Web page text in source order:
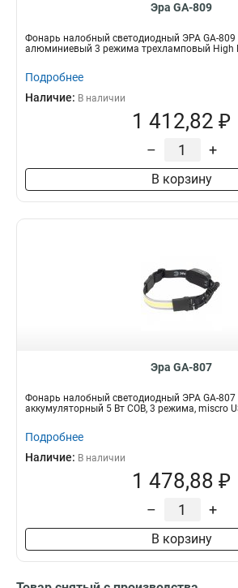
Эра GA-809
Фонарь налобный светодиодный ЭРА GA-809
алюминиевый 3 режима трехламповый High
Подробнее
Наличие: В наличии
1 412,82 ₽
– +
В корзину
Эра GA-807
Фонарь налобный светодиодный ЭРА GA-807
аккумуляторный 5 Вт COB, 3 режима, miscro
Подробнее
Наличие: В наличии
1 478,88 ₽
– +
В корзину